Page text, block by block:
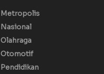
Metropolis
Nasional
Olahraga
Otomotif
Pendidikan